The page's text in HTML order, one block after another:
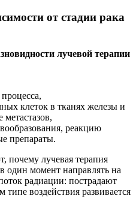
от стадии рака
лучевой терапии
клеток в тканях железы и
метастазов,
реакцию
препараты.
лучевая терапия
один момент направлять на
радиации: пострадают
воздействия развивается